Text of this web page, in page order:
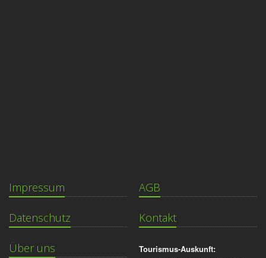
Impressum
Datenschutz
Über uns
AGB
Kontakt
Tourismus-Auskunft: